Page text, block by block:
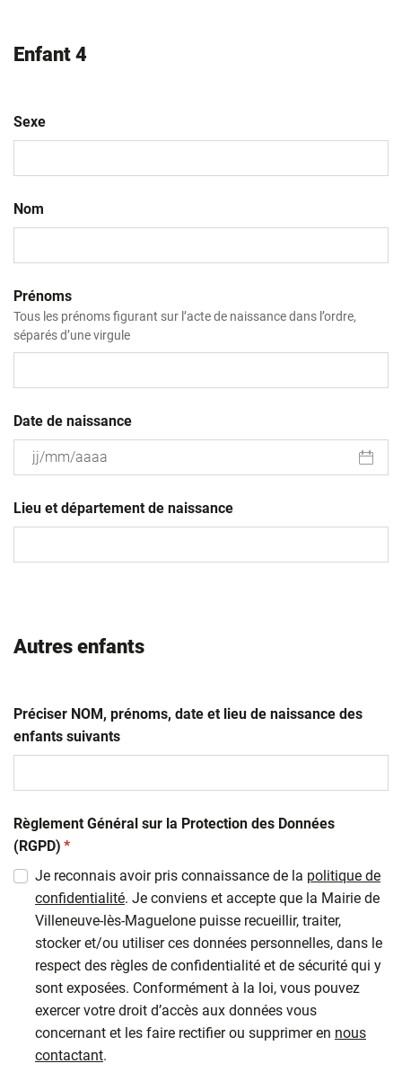
Enfant 4
Sexe
Nom
Prénoms
Tous les prénoms figurant sur l’acte de naissance dans l’ordre,
séparés d’une virgule
Date de naissance
slash
MM
Lieu et département de naissance
Autres enfants
Préciser NOM, prénoms, date et lieu de naissance des
enfants suivants
Règlement Général sur la Protection des Données
(RGPD) (obligatoire)
*
Je reconnais avoir pris connaissance de la politique de
confidentialité. Je conviens et accepte que la Mairie de
Villeneuve-lès-Maguelone puisse recueillir, traiter,
stocker et/ou utiliser ces données personnelles, dans le
respect des règles de confidentialité et de sécurité qui y
sont exposées. Conformément à la loi, vous pouvez
exercer votre droit d’accès aux données vous
concernant et les faire rectifier ou supprimer en nous
contactant.